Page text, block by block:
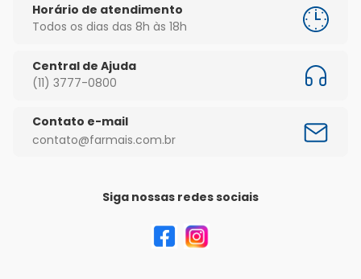
Horário de atendimento
Todos os dias das 8h às 18h
Central de Ajuda
(11) 3777-0800
Contato e-mail
contato@farmais.com.br
Siga nossas redes sociais